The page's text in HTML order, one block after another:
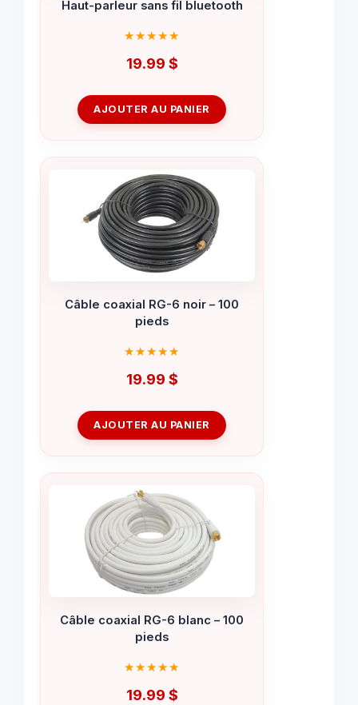
Haut-parleur sans fil bluetooth
19.99 $
AJOUTER AU PANIER
Câble coaxial RG-6 noir – 100
pieds
19.99 $
AJOUTER AU PANIER
Câble coaxial RG-6 blanc – 100
pieds
19.99 $